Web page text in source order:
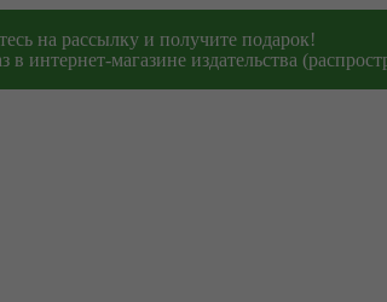
на рассылку и получите подарок!
интернет-магазине издательства